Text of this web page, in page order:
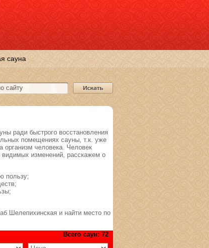
сауна
ради быстрого восстановления
помещениях сауны, т.к. уже
человека. Человек
изменений, расскажем о
пользу;
Шелепихинская и найти место по
Всего саун: 72